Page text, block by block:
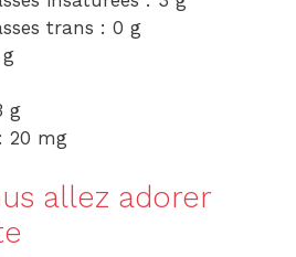
trans : 0 g
g
20 mg
allez adorer